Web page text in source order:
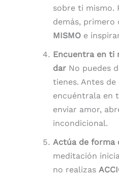
sobre ti mismo.
demás, primero
MISMO e
Encuentra en ti
dar No puedes
tienes. Antes
encuéntrala en
enviar amor,
incondicional.
Actúa de forma
meditación
no realizas